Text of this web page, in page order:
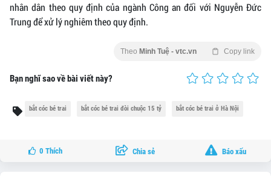
nhân dân theo quy định của ngành Công an đối với Nguyễn Đức
Trung để xử lý nghiêm theo quy định.
Theo Minh Tuệ - vtc.vn Copy link
Bạn nghĩ sao về bài viết này?
bắt cóc bé trai bắt cóc bé trai đòi chuộc 15 tỷ bắt cóc bé trai ở Hà Nội
0 Thích Chia sẻ Báo xấu